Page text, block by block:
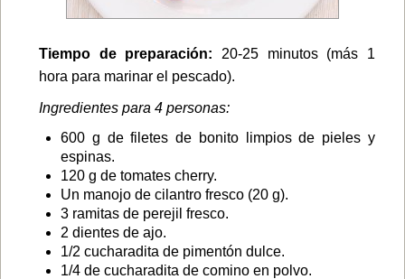
Tiempo de preparación: 20-25 minutos (más 1
hora para marinar el pescado).
Ingredientes para 4 personas:
600 g de filetes de bonito limpios de pieles y
espinas.
120 g de tomates cherry.
Un manojo de cilantro fresco (20 g).
3 ramitas de perejil fresco.
2 dientes de ajo.
1/2 cucharadita de pimentón dulce.
1/4 de cucharadita de comino en polvo.